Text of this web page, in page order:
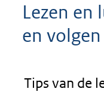
Lezen en
en volgen
Tips van de